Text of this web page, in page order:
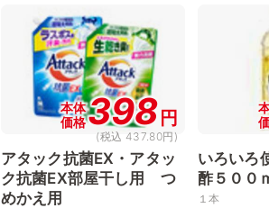
本体
価格398 円
(税込 437.80円)
アタック抗菌EX・アタッ
ク抗菌EX部屋干し用 つ
めかえ用
いろいろ
酢５００
１本